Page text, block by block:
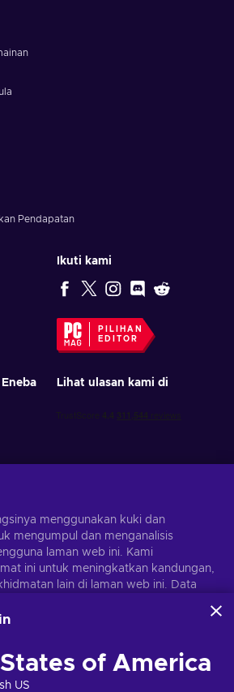
Pendapatan
Ikuti kami
PILIHAN
EDITOR
Lihat ulasan kami di
yang diperibadikan
Langgan
pada bila-bila masa.Lawati notis
menggunakan kuki dan
mengumpul dan menganalisis
laman web ini. Kami
ini untuk meningkatkan kandungan,
lain di laman web ini. Data
ini oleh Eneba dan rakan kongsinya.
persetujuan anda dengan mengklik
of America
US